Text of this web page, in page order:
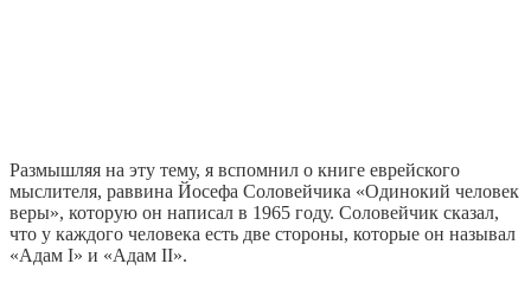
Размышляя на эту тему, я вспомнил о книге еврейского
мыслителя, раввина Йосефа Соловейчика «Одинокий человек
веры», которую он написал в 1965 году. Соловейчик сказал,
что у каждого человека есть две стороны, которые он называл
«Адам I» и «Адам II».